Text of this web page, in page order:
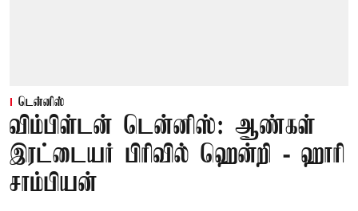
டென்னிஸ்
விம்பிள்டன் டென்னிஸ்: ஆண்கள்
இரட்டையர் பிரிவில் ஹென்றி - ஹாரி
சாம்பியன்